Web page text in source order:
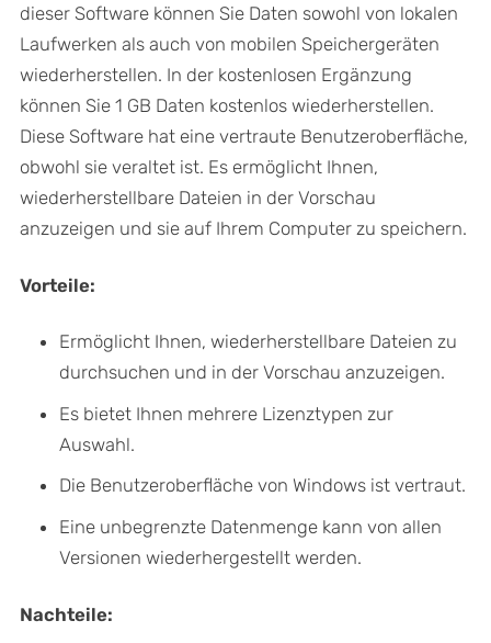
dieser Software können Sie Daten sowohl von lokalen
Laufwerken als auch von mobilen Speichergeräten
wiederherstellen. In der kostenlosen Ergänzung
können Sie 1 GB Daten kostenlos wiederherstellen.
Diese Software hat eine vertraute Benutzeroberfläche,
obwohl sie veraltet ist. Es ermöglicht Ihnen,
wiederherstellbare Dateien in der Vorschau
anzuzeigen und sie auf Ihrem Computer zu speichern.
Vorteile:
Ermöglicht Ihnen, wiederherstellbare Dateien zu
durchsuchen und in der Vorschau anzuzeigen.
Es bietet Ihnen mehrere Lizenztypen zur
Auswahl.
Die Benutzeroberfläche von Windows ist vertraut.
Eine unbegrenzte Datenmenge kann von allen
Versionen wiederhergestellt werden.
Nachteile: